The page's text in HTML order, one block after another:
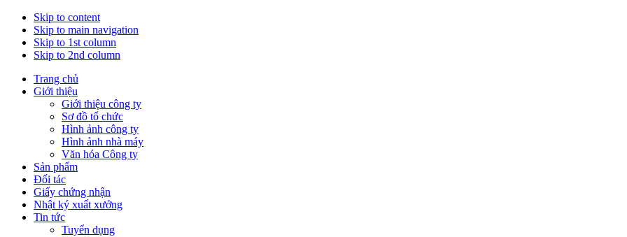
Skip to content
Skip to main navigation
Skip to 1st column
Skip to 2nd column
Trang chủ
Giới thiệu
Giới thiệu công ty
Sơ đồ tổ chức
Hình ảnh công ty
Hình ảnh nhà máy
Văn hóa Công ty
Sản phẩm
Đối tác
Giấy chứng nhận
Nhật ký xuất xưởng
Tin tức
Tuyển dụng